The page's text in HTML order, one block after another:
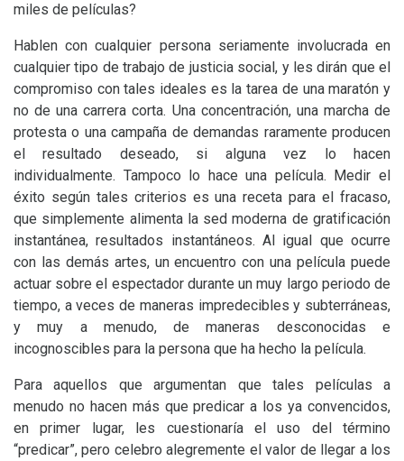
miles de películas?
Hablen con cualquier persona seriamente involucrada en
cualquier tipo de trabajo de justicia social, y les dirán que el
compromiso con tales ideales es la tarea de una maratón y
no de una carrera corta. Una concentración, una marcha de
protesta o una campaña de demandas raramente producen
el resultado deseado, si alguna vez lo hacen
individualmente. Tampoco lo hace una película. Medir el
éxito según tales criterios es una receta para el fracaso,
que simplemente alimenta la sed moderna de gratificación
instantánea, resultados instantáneos. Al igual que ocurre
con las demás artes, un encuentro con una película puede
actuar sobre el espectador durante un muy largo periodo de
tiempo, a veces de maneras impredecibles y subterráneas,
y muy a menudo, de maneras desconocidas e
incognoscibles para la persona que ha hecho la película.
Para aquellos que argumentan que tales películas a
menudo no hacen más que predicar a los ya convencidos,
en primer lugar, les cuestionaría el uso del término
“predicar”, pero celebro alegremente el valor de llegar a los